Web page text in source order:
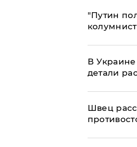
"Путин
В
детали
Швец